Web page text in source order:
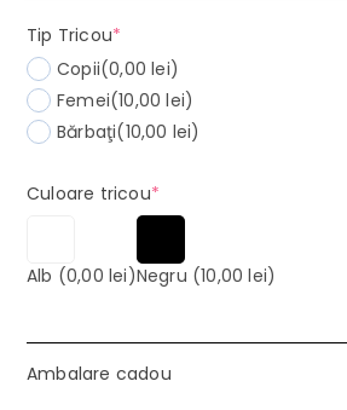
Tip Tricou*
Copii(0,00 lei)
Femei(10,00 lei)
Bărbaţi(10,00 lei)
Culoare tricou*(required)
Alb (0,00 lei)Negru (10,00 lei)
Ambalare cadou